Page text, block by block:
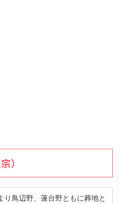
）
り鳥辺野、蓮台野ともに葬地と